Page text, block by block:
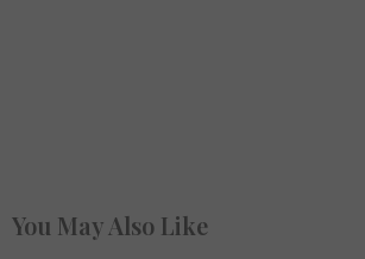
You May Also Like